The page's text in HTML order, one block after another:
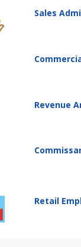
Sales
Revenue
Retail